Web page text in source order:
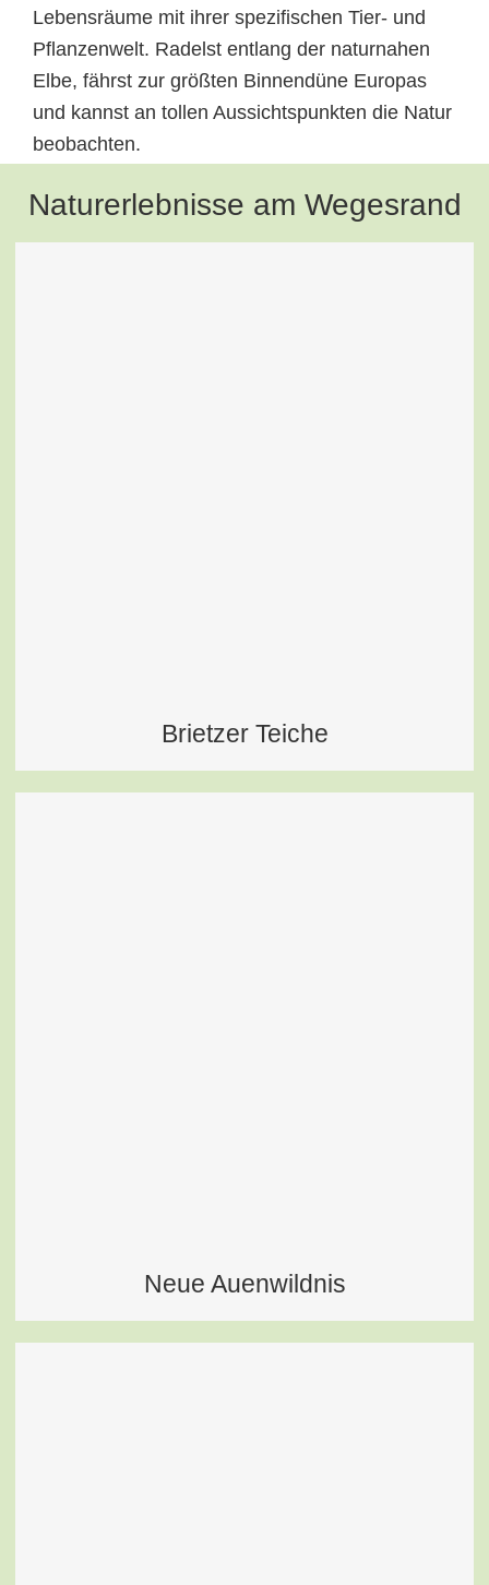
Lebensräume mit ihrer spezifischen Tier- und
Pflanzenwelt. Radelst entlang der naturnahen
Elbe, fährst zur größten Binnendüne Europas
und kannst an tollen Aussichtspunkten die Natur
beobachten.
Naturerlebnisse am Wegesrand
Brietzer Teiche
Neue Auenwildnis